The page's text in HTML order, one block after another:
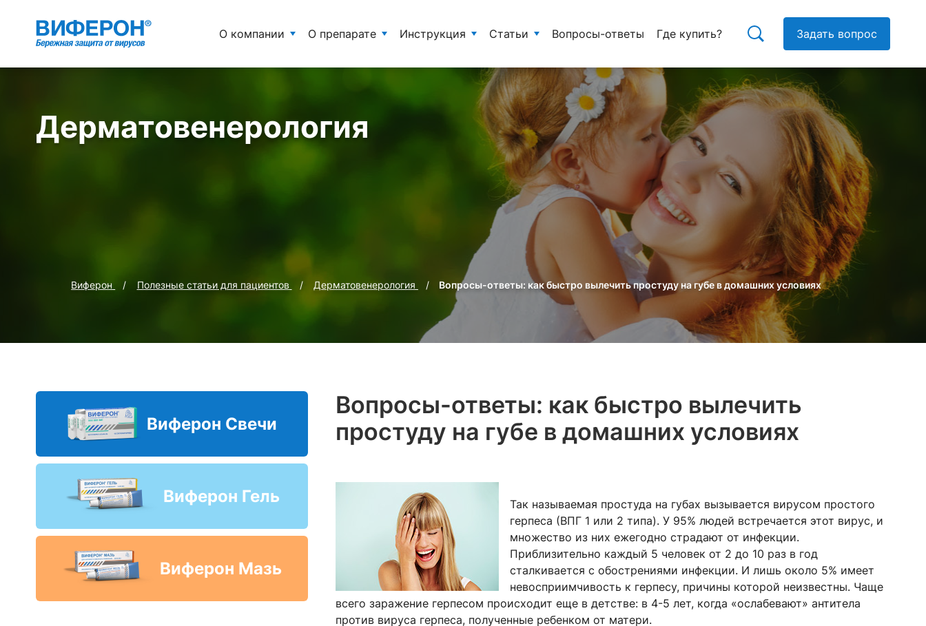
О компании О препарате Инструкция Статьи Вопросы-ответы Где купить? Задать вопрос
Дерматовенерология
Виферон Полезные статьи для пациентов Дерматовенерология Вопросы-ответы: как быстро вылечить простуду на губе в домашних условиях
Виферон Свечи
Виферон Гель
Виферон Мазь
Вопросы-ответы: как быстро вылечить
простуду на губе в домашних условиях
Так называемая простуда на губах вызывается вирусом простого
герпеса (ВПГ 1 или 2 типа). У 95% людей встречается этот вирус, и
множество из них ежегодно страдают от инфекции.
Приблизительно каждый 5 человек от 2 до 10 раз в год
сталкивается с обострениями инфекции. И лишь около 5% имеет
невосприимчивость к герпесу, причины которой неизвестны. Чаще
всего заражение герпесом происходит еще в детстве: в 4-5 лет, когда «ослабевают» антитела
против вируса герпеса, полученные ребенком от матери.